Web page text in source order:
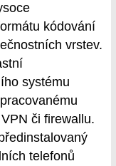
kódování
vrstev.
systému
či firewallu.
telefonů